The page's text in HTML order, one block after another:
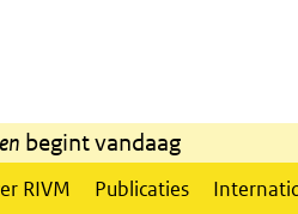
begint vandaag
RIVM Publicaties